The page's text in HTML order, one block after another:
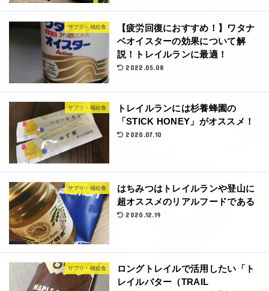
サプリ・補給食
【疲労回復におすすめ！】ワタナ
ベオイスターの効果について解
説！トレイルランに最適！
2022.05.08
サプリ・補給食
トレイルランには杉養蜂園の
「STICK HONEY」がオススメ！
2020.07.10
サプリ・補給食
はちみつはトレイルランや登山に
超オススメのリアルフードである
2020.12.19
サプリ・補給食
ロングトレイルで活用したい「ト
レイルバター（TRAIL